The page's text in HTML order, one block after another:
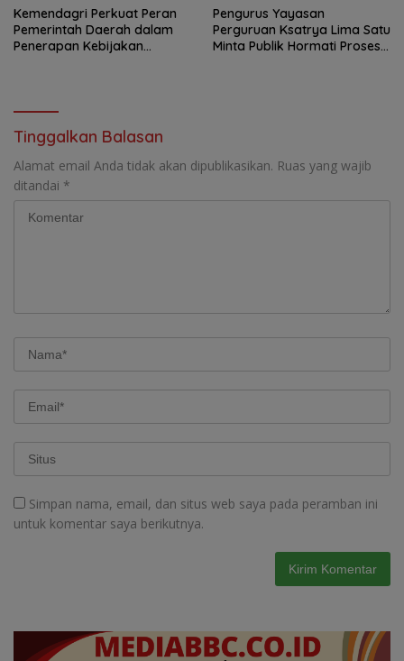
Kemendagri Perkuat Peran
Pemerintah Daerah dalam
Penerapan Kebijakan
Pengurus Yayasan
Perguruan Ksatrya Lima Satu
Minta Publik Hormati Proses
Tinggalkan Balasan
Alamat email Anda tidak akan dipublikasikan. Ruas yang wajib
ditandai *
Simpan nama, email, dan situs web saya pada peramban ini
untuk komentar saya berikutnya.